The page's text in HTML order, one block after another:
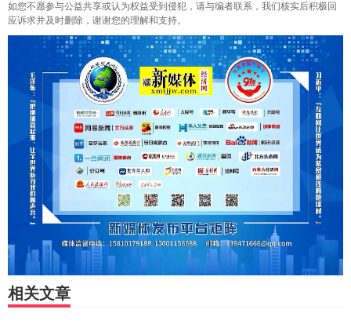
如您不愿参与公益共享或认为权益受到侵犯，请与编者联系，我们核实后积极回
应诉求并及时删除，谢谢您的理解和支持。
相关文章